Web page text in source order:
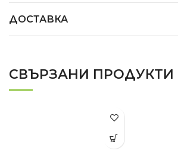
ДОСТАВКА
СВЪРЗАНИ ПРОДУКТИ